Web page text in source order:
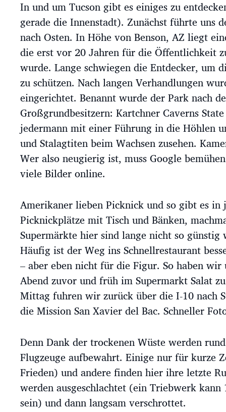
a
g
s
d
a
t
u
m
In und um Tucson gibt es einiges zu
gerade die Innenstadt). Zunächst führte uns
nach Osten. In Höhe von Benson, AZ liegt
die erst vor 20 Jahren für die Öffentlichkeit
wurde. Lange schwiegen die Entdecker, um
zu schützen. Nach langen Verhandlungen
eingerichtet. Benannt wurde der Park nach
Großgrundbesitzern: Kartchner Caverns
jedermann mit einer Führung in die Höhlen
und Stalagtiten beim Wachsen zusehen.
Wer also neugierig ist, muss Google
viele Bilder online.
Amerikaner lieben Picknick und so gibt es in
Picknickplätze mit Tisch und Bänken,
Supermärkte hier sind lange nicht so günstig
Häufig ist der Weg ins Schnellrestaurant
– aber eben nicht für die Figur. So haben wir
Abend zuvor und früh im Supermarkt Salat
Mittag fuhren wir zurück über die I-10 nach
die Mission San Xavier del Bac. Schneller
Denn Dank der trockenen Wüste werden
Flugzeuge aufbewahrt. Einige nur für kurze
Frieden) und andere finden hier ihre letzte
werden ausgeschlachtet (ein Triebwerk
sein) und dann langsam verschrottet.